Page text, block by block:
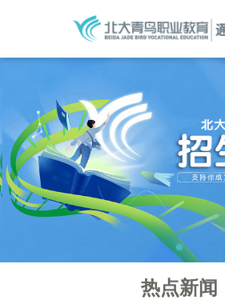
热点新闻